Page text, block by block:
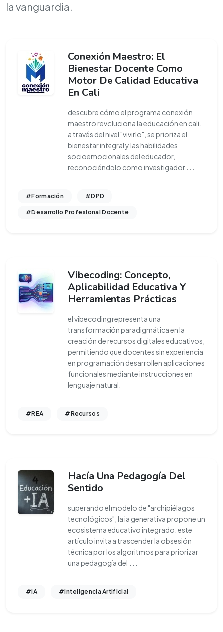
la vanguardia.
Conexión Maestro: El
Bienestar Docente Como
Motor De Calidad Educativa
En Cali
descubre cómo el programa conexión
maestro revoluciona la educación en cali.
a través del nivel "vivirlo", se prioriza el
bienestar integral y las habilidades
socioemocionales del educador,
reconociéndolo como investigador ...
#Formación #DPD
#Desarrollo Profesional Docente
Vibecoding: Concepto,
Aplicabilidad Educativa Y
Herramientas Prácticas
el vibecoding representa una
transformación paradigmática en la
creación de recursos digitales educativos,
permitiendo que docentes sin experiencia
en programación desarrollen aplicaciones
funcionales mediante instrucciones en
lenguaje natural.
#REA #Recursos
Hacía Una Pedagogía Del
Sentido
superando el modelo de "archipiélagos
tecnológicos", la ia generativa propone un
ecosistema educativo integrado. este
artículo invita a trascender la obsesión
técnica por los algoritmos para priorizar
una pedagogía del ...
#IA #Inteligencia Artificial